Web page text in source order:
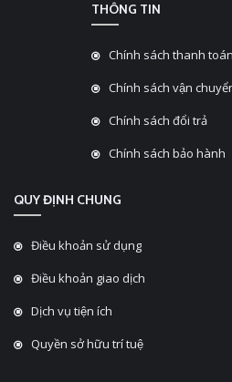
THÔNG TIN
Chính sách thanh toán
Chính sách vận
Chính sách đổi trả
Chính sách bảo hành
QUY ĐỊNH CHUNG
Điều khoản sử dụng
Điều khoản giao dịch
Dịch vụ tiện ích
Quyền sở hữu trí tuệ